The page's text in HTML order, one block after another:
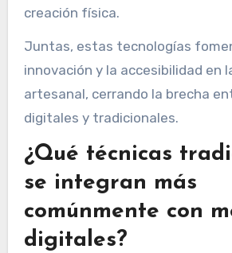
creación física.
Juntas, estas tecnologías
innovación y la accesibilidad en
artesanal, cerrando la brecha
digitales y tradicionales.
¿Qué técnicas
se integran más
comúnmente con
digitales?